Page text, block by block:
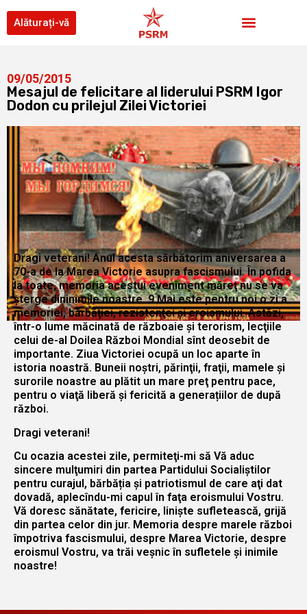
Alăturați-vă
09/05/2015
Mesajul de felicitare al liderului PSRM Igor
Dodon cu prilejul Zilei Victoriei
Dragi veterani! Anul acesta sărbătorim aniversarea a
70-a de la Marea Victorie asupra fascismului. În pofida
la toate, memoria acestui eveniment măreţ nu se va
şterge dininimile noastre. 9 Mai este pentru noi o zi a
memoriei, bărbăţiei, rezistenţei şi eroismului. Astăzi,
într-o lume măcinată de războaie şi terorism, lecţiile
celui de-al Doilea Război Mondial sînt deosebit de
importante. Ziua Victoriei ocupă un loc aparte în
istoria noastră. Buneii noştri, părinţii, fraţii, mamele şi
surorile noastre au plătit un mare preţ pentru pace,
pentru o viaţă liberă şi fericită a generațiilor de după
război.
Dragi veterani!
Cu ocazia acestei zile, permiteţi-mi să Vă aduc
sincere mulţumiri din partea Partidului Socialiştilor
pentru curajul, bărbăția şi patriotismul de care aţi dat
dovadă, aplecîndu-mi capul în faţa eroismului Vostru.
Vă doresc sănătate, fericire, linişte sufletească, grijă
din partea celor din jur. Memoria despre marele război
împotriva fascismului, despre Marea Victorie, despre
eroismul Vostru, va trăi veşnic în sufletele şi inimile
noastre!